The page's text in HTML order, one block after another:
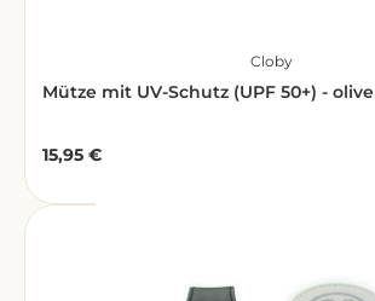
Cloby
Mütze mit UV-Schutz (UPF 50+) - olive
Regulärer Preis:
15,95 €